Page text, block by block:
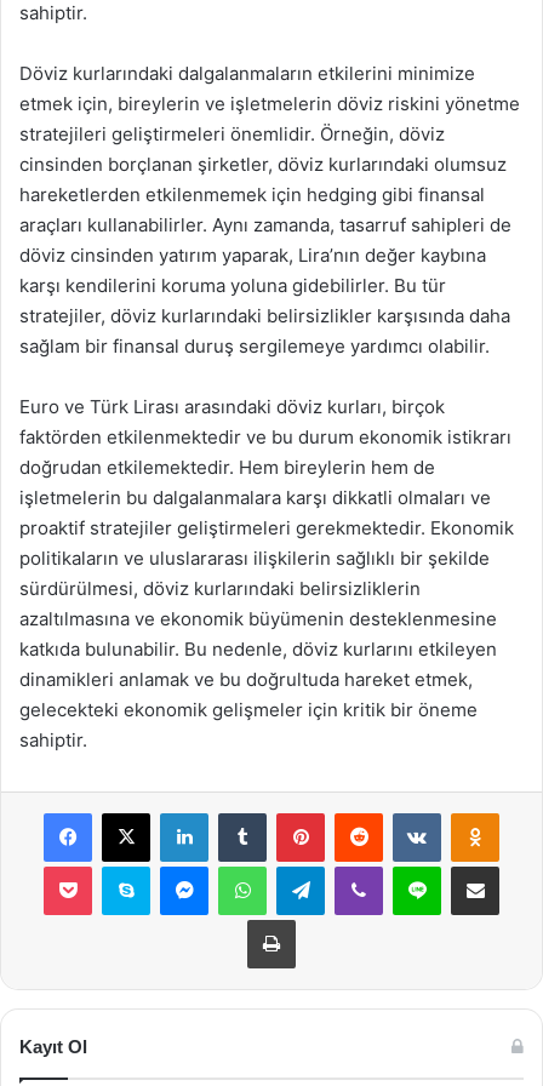
sahiptir.
Döviz kurlarındaki dalgalanmaların etkilerini minimize
etmek için, bireylerin ve işletmelerin döviz riskini yönetme
stratejileri geliştirmeleri önemlidir. Örneğin, döviz
cinsinden borçlanan şirketler, döviz kurlarındaki olumsuz
hareketlerden etkilenmemek için hedging gibi finansal
araçları kullanabilirler. Aynı zamanda, tasarruf sahipleri de
döviz cinsinden yatırım yaparak, Lira’nın değer kaybına
karşı kendilerini koruma yoluna gidebilirler. Bu tür
stratejiler, döviz kurlarındaki belirsizlikler karşısında daha
sağlam bir finansal duruş sergilemeye yardımcı olabilir.
Euro ve Türk Lirası arasındaki döviz kurları, birçok
faktörden etkilenmektedir ve bu durum ekonomik istikrarı
doğrudan etkilemektedir. Hem bireylerin hem de
işletmelerin bu dalgalanmalara karşı dikkatli olmaları ve
proaktif stratejiler geliştirmeleri gerekmektedir. Ekonomik
politikaların ve uluslararası ilişkilerin sağlıklı bir şekilde
sürdürülmesi, döviz kurlarındaki belirsizliklerin
azaltılmasına ve ekonomik büyümenin desteklenmesine
katkıda bulunabilir. Bu nedenle, döviz kurlarını etkileyen
dinamikleri anlamak ve bu doğrultuda hareket etmek,
gelecekteki ekonomik gelişmeler için kritik bir öneme
sahiptir.
Facebook
X LinkedInTumblr PinterestReddit VKontakte
Pocket Skype MessengerWhatsAppTelegramViber Line E-Posta ile
Yazdır
Kayıt Ol